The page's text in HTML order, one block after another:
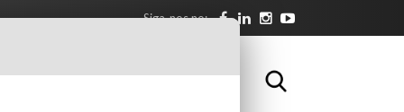
Siga-nos no:
NÓS DOWNLOAD CONTATOS